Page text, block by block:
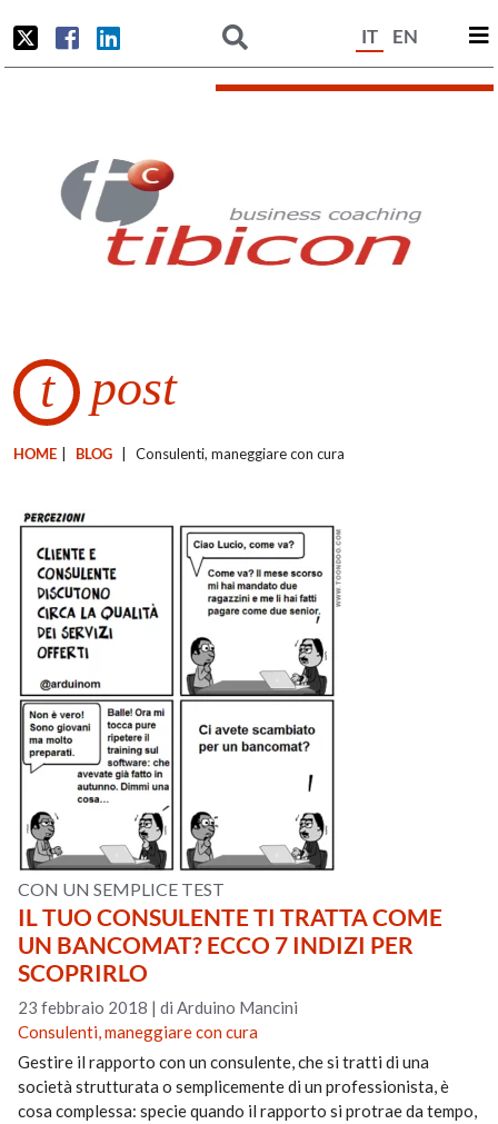
IT EN
t post
HOME BLOG Consulenti, maneggiare con cura
CON UN SEMPLICE TEST
IL TUO CONSULENTE TI TRATTA COME
UN BANCOMAT? ECCO 7 INDIZI PER
SCOPRIRLO
23 febbraio 2018 |di Arduino Mancini
Consulenti, maneggiare con cura
Gestire il rapporto con un consulente, che si tratti di una
società strutturata o semplicemente di un professionista, è
cosa complessa: specie quando il rapporto si protrae da tempo,